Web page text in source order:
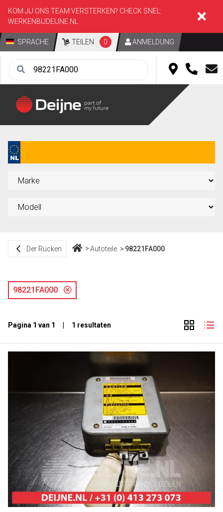
KOM JIJ ONS TEAM VERSTERKEN? CHECK SNEL:
WERKENBIJDEIJNE.NL
SPRACHE TEILEN 0 ANMELDUNG
Der Rücken Autoteile 98221FA000
98221FA000
Pagina 1 van 1 | 1 resultaten